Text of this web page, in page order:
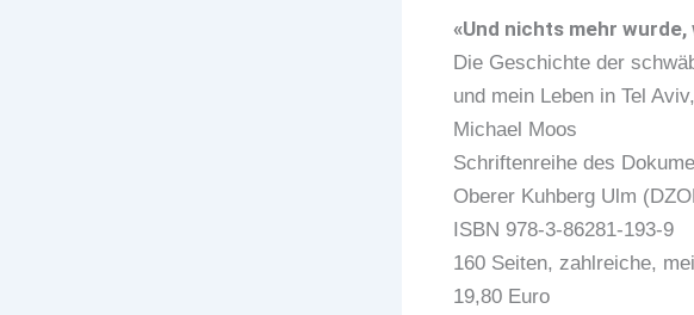
«Und nichts mehr wurde,
Die Geschichte der
und mein Leben in Tel
Michael Moos
Schriftenreihe des
Oberer Kuhberg Ulm
ISBN 978-3-86281-193-9
160 Seiten, zahlreiche,
19,80 Euro